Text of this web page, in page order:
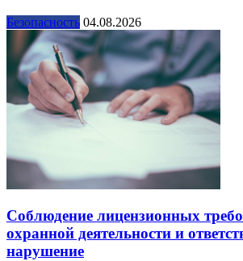
Безопасность 04.08.2026
Соблюдение лицензионных
охранной деятельности и
нарушение